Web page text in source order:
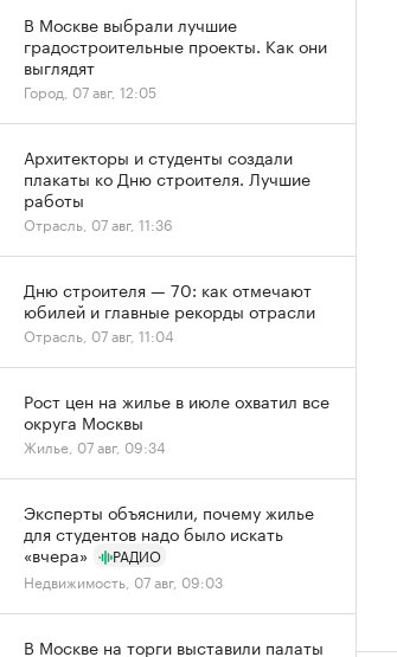
В Москве выбрали лучшие
градостроительные проекты. Как они
выглядят
Город, 07 авг, 12:05
Архитекторы и студенты создали
плакаты ко Дню строителя. Лучшие
работы
Отрасль, 07 авг, 11:36
Дню строителя — 70: как отмечают
юбилей и главные рекорды отрасли
Отрасль, 07 авг, 11:04
Рост цен на жилье в июле охватил все
округа Москвы
Жилье, 07 авг, 09:34
Эксперты объяснили, почему жилье
для студентов надо было искать
«вчера»
РАДИО
Недвижимость, 07 авг, 09:03
В Москве на торги выставили палаты